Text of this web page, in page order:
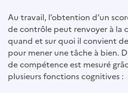
Au travail, l’obtention d’un
de contrôle peut renvoyer à la
quand et sur quoi il convient
pour mener une tâche à bien.
de compétence est mesuré
plusieurs fonctions cognitives :